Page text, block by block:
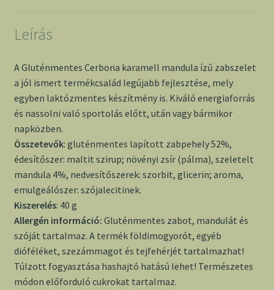
Leírás
A Gluténmentes Cerbona karamell mandula ízű zabszelet
a jól ismert termékcsalád legújabb fejlesztése, mely
egyben laktózmentes készítmény is. Kiváló energiaforrás
és nassolni való sportolás előtt, után vagy bármikor
napközben.
Összetevők: gluténmentes lapított zabpehely 52%,
édesítőszer: maltit szirup; növényi zsír (pálma), szeletelt
mandula 4%, nedvesítőszerek: szorbit, glicerin; aroma,
emulgeálószer: szójalecitinek.
Kiszerelés: 40 g
Allergén információ: Gluténmentes zabot, mandulát és
szóját tartalmaz. A termék földimogyorót, egyéb
dióféléket, szezámmagot és tejfehérjét tartalmazhat!
Túlzott fogyasztása hashajtó hatású lehet! Természetes
módon előforduló cukrokat tartalmaz.